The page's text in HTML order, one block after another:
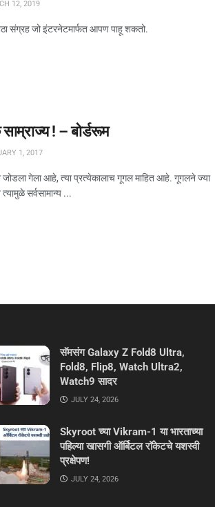
12, 2019
संग्रह जो इंटरनेटमार्फत आपण पाहू शकतो.
! – बोर्डरूम
1, 2017
गेला आहे, त्या प्रत्येकालाच गूगल माहित आहे. गूगलने ज्या
सर्वसामान्य ...
सॅमसंग Galaxy Z Fold8 Ultra,
Fold8, Flip8, Watch Ultra2,
Watch9 सादर
JULY 24, 2026
Skyroot च्या Vikram-1 या भारताच्या
पहिल्या खासगी ऑर्बिटल रॉकेटचे यशस्वी
प्रक्षेपण!
JULY 24, 2026